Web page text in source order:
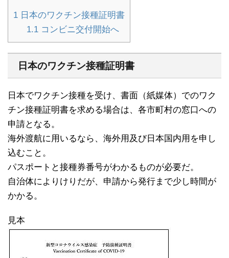
1 日本のワクチン接種証明書
1.1コンビニ交付開始へ
日本のワクチン接種証明書
日本でワクチン接種を受け、書面（紙媒体）でのワク
チン接種証明書を求める場合は、各市町村の窓口への
申請となる。
海外渡航に用いるなら、海外用及び日本国内用を申し
込むこと。
パスポートと接種券番号がわかるものが必要だ。
自治体によりけりだが、申請から発行まで少し時間が
かかる。
見本